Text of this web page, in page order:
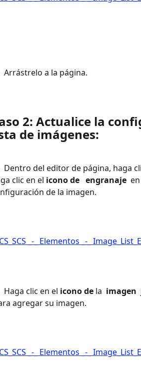
Arrástrelo a la página.
2: Actualice la
de imágenes:
Dentro del editor de página, haga
clic en el icono de engranaje
de la imagen.
Haga clic en el icono de la imagen
agregar su imagen.